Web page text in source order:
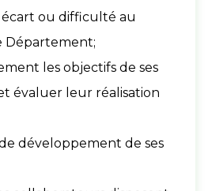
ou difficulté au
Département;
les objectifs de ses
évaluer leur réalisation
développement de ses